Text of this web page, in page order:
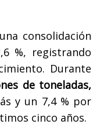
consolidación
%, registrando
Durante
de toneladas,
y un 7,4 % por
cinco años.